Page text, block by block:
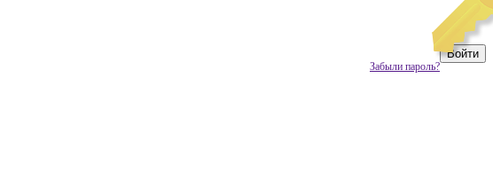
Забыли пароль?